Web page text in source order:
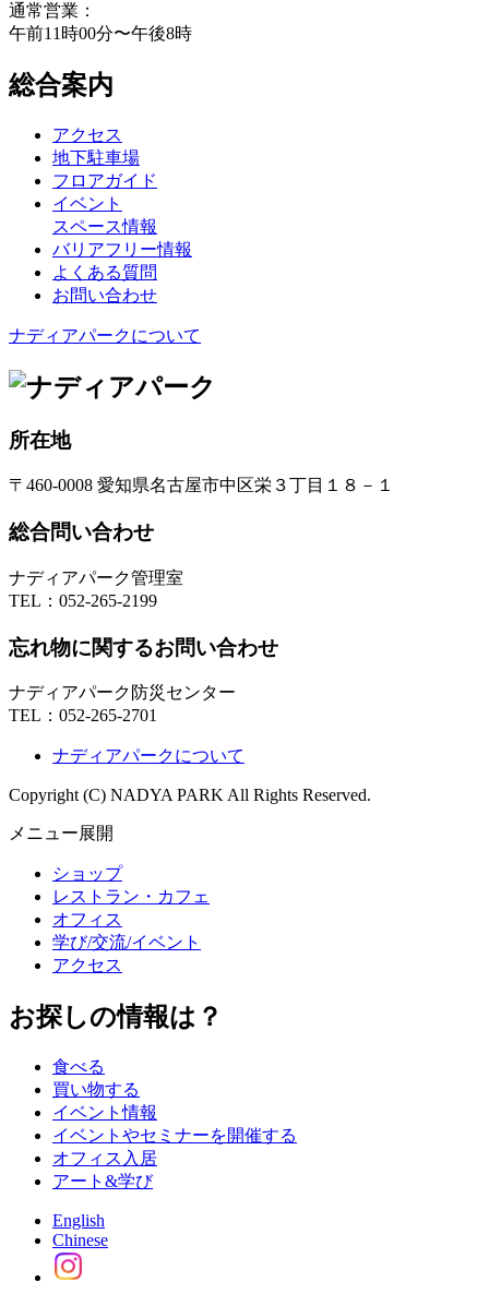
通常営業：
午前11時00分〜午後8時
総合案内
アクセス
地下駐車場
フロアガイド
イベント
スペース情報
バリアフリー情報
よくある質問
お問い合わせ
ナディアパークについて
所在地
〒460-0008 愛知県名古屋市中区栄３丁目１８－１
総合問い合わせ
ナディアパーク管理室
TEL： 052-265-2199
忘れ物に関するお問い合わせ
ナディアパーク防災センター
TEL： 052-265-2701
ナディアパークについて
Copyright (C) NADYA PARK All Rights Reserved.
メニュー展開
ショップ
レストラン・カフェ
オフィス
学び/交流/イベント
アクセス
お探しの情報は？
食べる
買い物する
イベント情報
イベントやセミナーを開催する
オフィス入居
アート&学び
English
Chinese